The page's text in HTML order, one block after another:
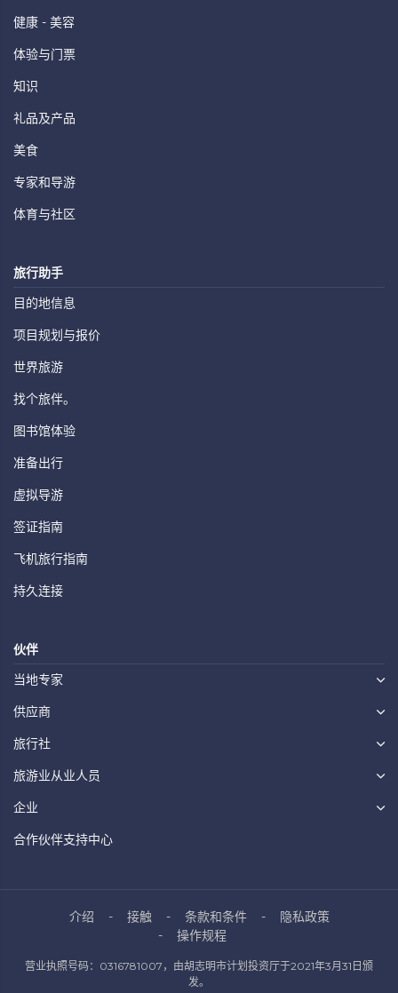
健康 - 美容
体验与门票
知识
礼品及产品
美食
专家和导游
体育与社区
旅行助手
目的地信息
项目规划与报价
世界旅游
找个旅伴。
图书馆体验
准备出行
虚拟导游
签证指南
飞机旅行指南
持久连接
伙伴
当地专家
供应商
旅行社
旅游业从业人员
企业
合作伙伴支持中心
介绍 接触 条款和条件
隐私政策
操作规程
营业执照号码：0316781007，由胡志明市计划投资厅于2021年3月31日颁
发。